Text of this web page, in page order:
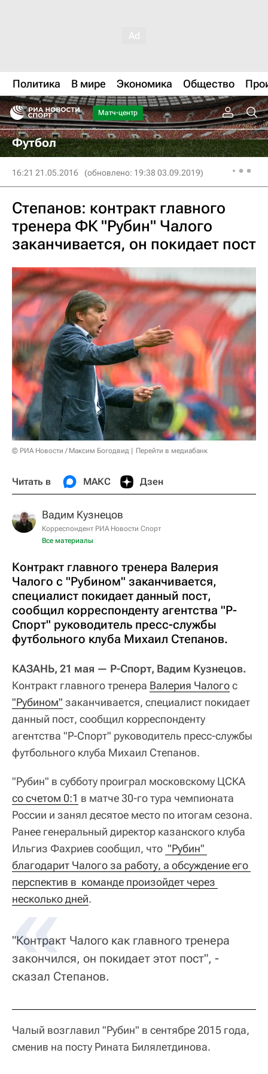
Политика В мире Экономика Общество
Матч-центр
Футбол
16:21 21.05.2016 (обновлено: 19:38 03.09.2019)
Степанов: контракт главного
тренера ФК "Рубин" Чалого
заканчивается, он покидает пост
© РИА Новости / Максим Богодвид Перейти в медиабанк
Читать в МАКС Дзен
Вадим Кузнецов
Корреспондент РИА Новости Спорт
Все материалы
Контракт главного тренера Валерия
Чалого с "Рубином" заканчивается,
специалист покидает данный пост,
сообщил корреспонденту агентства "Р-
Спорт" руководитель пресс-службы
футбольного клуба Михаил Степанов.
КАЗАНЬ, 21 мая — Р-Спорт, Вадим Кузнецов.
Контракт главного тренера Валерия Чалогос
"Рубином" заканчивается, специалист покидает
данный пост, сообщил корреспонденту
агентства "Р-Спорт" руководитель пресс-службы
футбольного клуба Михаил Степанов.
"Рубин" в субботу проиграл московскому ЦСКА
со счетом 0:1 в матче 30-го тура чемпионата
России и занял десятое место по итогам сезона.
Ранее генеральный директор казанского клуба
Ильгиз Фахриев сообщил, что "Рубин"
благодарит Чалого за работу, а обсуждение его
перспектив в  команде произойдет через
несколько дней.
"Контракт Чалого как главного тренера
закончился, он покидает этот пост", -
сказал Степанов.
Чалый возглавил "Рубин" в сентябре 2015 года,
сменив на посту Рината Билялетдинова.